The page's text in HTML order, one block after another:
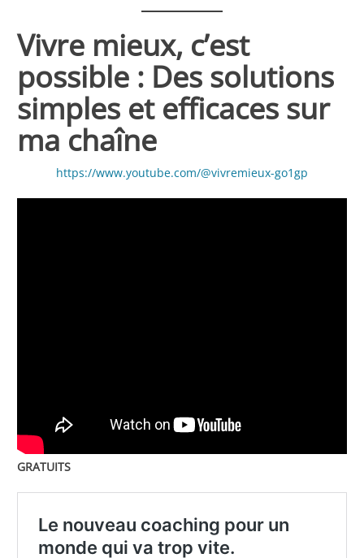
Vivre mieux, c’est
possible : Des solutions
simples et efficaces sur
ma chaîne
https://www.youtube.com/@vivremieux-go1gp
GRATUITS